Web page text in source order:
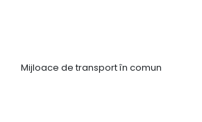
Mijloace de transport în comun